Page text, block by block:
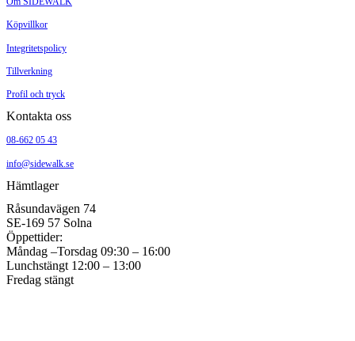
Köpvillkor
Integritetspolicy
Tillverkning
Profil och tryck
Kontakta oss
08-662 05 43
info@sidewalk.se
Hämtlager
Råsundavägen 74
SE-169 57 Solna
Öppettider:
Måndag –Torsdag 09:30 – 16:00
Lunchstängt 12:00 – 13:00
Fredag stängt